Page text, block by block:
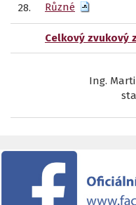
28. Různé
Celkový zvukový
Ing.